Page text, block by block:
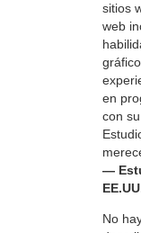
sitios
web
en
con
—
No